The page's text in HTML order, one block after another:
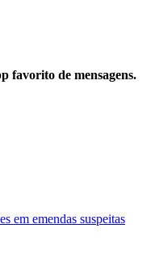
favorito de mensagens.